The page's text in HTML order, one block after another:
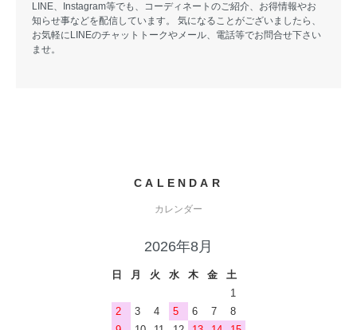
LINE、Instagram等でも、コーディネートのご紹介、お得情報やお
知らせ事などを配信しています。 気になることがございましたら、
お気軽にLINEのチャットトークやメール、電話等でお問合せ下さい
ませ。
CALENDAR
カレンダー
2026年8月
日 月 火 水 木 金
土
1
2
3 4 5 6 7
8